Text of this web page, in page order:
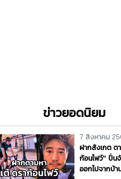
ข่าวยอดนิยม
7 สิงหาคม
ฝากสังเกต ต
ก้อนไฟว์" ปั่น
ออกไปจากบ้า